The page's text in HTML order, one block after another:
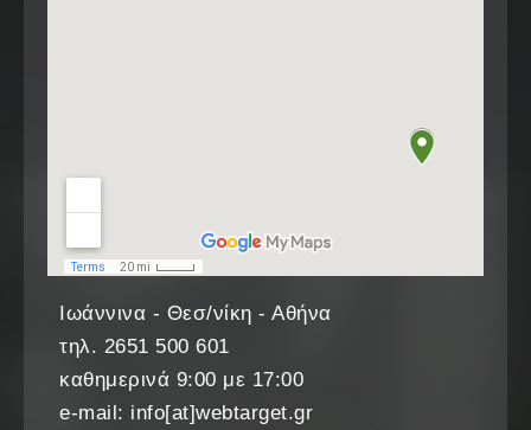
Ιωάννινα - Θεσ/νίκη - Αθήνα
τηλ. 2651 500 601
καθημερινά 9:00 με 17:00
e-mail: info[at]webtarget.gr